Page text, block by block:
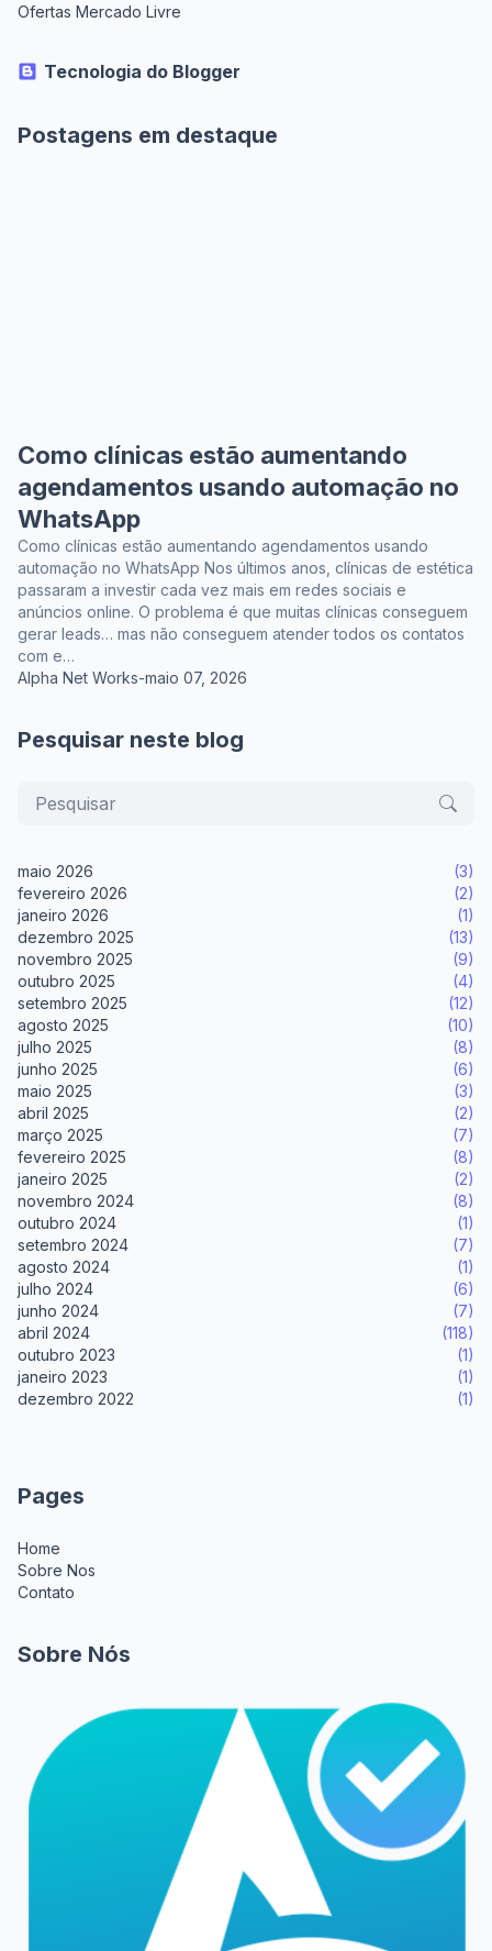
Ofertas Mercado Livre
Tecnologia do Blogger
Postagens em destaque
Como clínicas estão aumentando
agendamentos usando automação no
WhatsApp
Como clínicas estão aumentando agendamentos usando
automação no WhatsApp Nos últimos anos, clínicas de estética
passaram a investir cada vez mais em redes sociais e
anúncios online. O problema é que muitas clínicas conseguem
gerar leads… mas não conseguem atender todos os contatos
com e…
Alpha Net Works-maio 07, 2026
Pesquisar neste blog
maio 2026
(3)
fevereiro 2026
(2)
janeiro 2026
(1)
dezembro 2025
(13)
novembro 2025
(9)
outubro 2025
(4)
setembro 2025
(12)
agosto 2025
(10)
julho 2025
(8)
junho 2025
(6)
maio 2025
(3)
abril 2025
(2)
março 2025
(7)
fevereiro 2025
(8)
janeiro 2025
(2)
novembro 2024
(8)
outubro 2024
(1)
setembro 2024
(7)
agosto 2024
(1)
julho 2024
(6)
junho 2024
(7)
abril 2024
(118)
outubro 2023
(1)
janeiro 2023
(1)
dezembro 2022
(1)
Pages
Home
Sobre Nos
Contato
Sobre Nós